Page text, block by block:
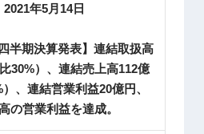
2021年5月14日
半期決算発表】連結取扱高
30%）、連結売上高112億
、連結営業利益20億円、
の営業利益を達成。